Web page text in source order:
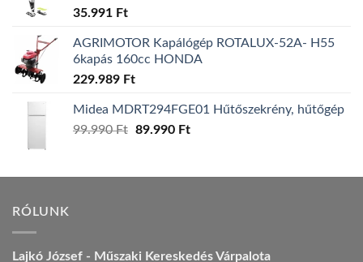
35.991 Ft
AGRIMOTOR Kapálógép ROTALUX-52A- H55
6kapás 160cc HONDA
229.989 Ft
Midea MDRT294FGE01 Hűtőszekrény, hűtőgép
99.990Ft Original
99.990 Ft.
89.990 FtCurrent
89.990 Ft.
RÓLUNK
Lajkó József - Műszaki Kereskedés Várpalota